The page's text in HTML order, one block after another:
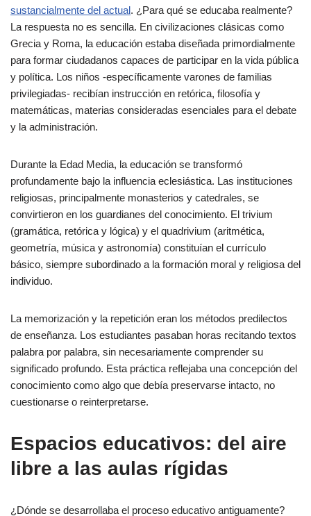
sustancialmente del actual. ¿Para qué se educaba realmente?
La respuesta no es sencilla. En civilizaciones clásicas como
Grecia y Roma, la educación estaba diseñada primordialmente
para formar ciudadanos capaces de participar en la vida pública
y política. Los niños -específicamente varones de familias
privilegiadas- recibían instrucción en retórica, filosofía y
matemáticas, materias consideradas esenciales para el debate
y la administración.
Durante la Edad Media, la educación se transformó
profundamente bajo la influencia eclesiástica. Las instituciones
religiosas, principalmente monasterios y catedrales, se
convirtieron en los guardianes del conocimiento. El trivium
(gramática, retórica y lógica) y el quadrivium (aritmética,
geometría, música y astronomía) constituían el currículo
básico, siempre subordinado a la formación moral y religiosa del
individuo.
La memorización y la repetición eran los métodos predilectos
de enseñanza. Los estudiantes pasaban horas recitando textos
palabra por palabra, sin necesariamente comprender su
significado profundo. Esta práctica reflejaba una concepción del
conocimiento como algo que debía preservarse intacto, no
cuestionarse o reinterpretarse.
Espacios educativos: del aire
libre a las aulas rígidas
¿Dónde se desarrollaba el proceso educativo antiguamente?